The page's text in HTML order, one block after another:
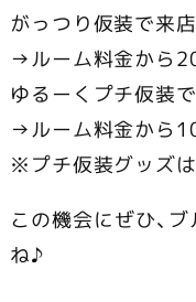
がっつり仮装で来
→ルーム料金から
ゆるーくプチ仮装
→ルーム料金から
※プチ仮装グッズ
この機会にぜひ、
ね♪